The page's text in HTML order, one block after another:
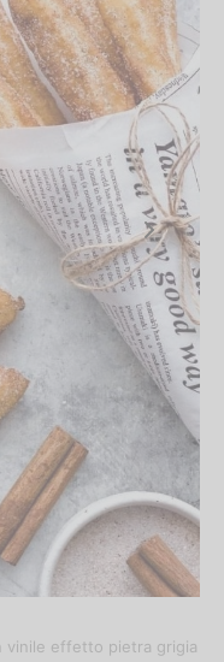
vinile effetto pietra grigia